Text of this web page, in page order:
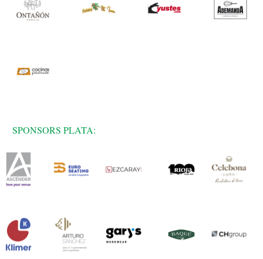
SPONSORS PLATA: